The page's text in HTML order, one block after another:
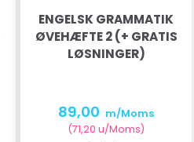
ENGELSK GRAMMATIK
ØVEHÆFTE 2 (+ GRATIS
LØSNINGER)
89,00 m/Moms
(71,20 u/Moms)